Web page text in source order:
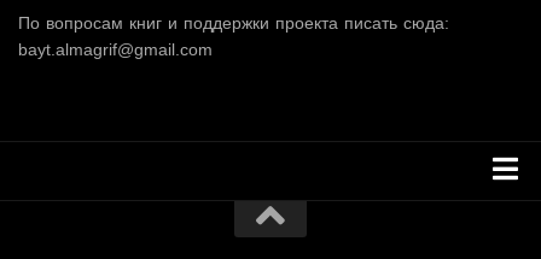
По вопросам книг и поддержки проекта писать сюда:
bayt.almagrif@gmail.com